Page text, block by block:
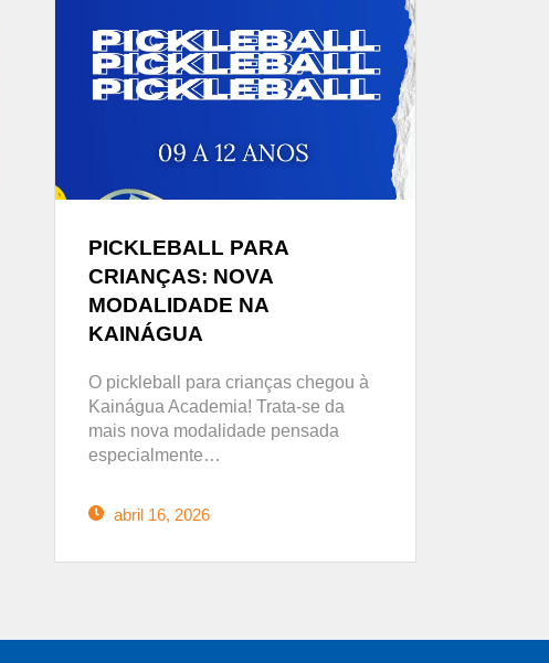
PICKLEBALL PARA
CRIANÇAS: NOVA
MODALIDADE NA
KAINÁGUA
O pickleball para crianças chegou à
Kainágua Academia! Trata-se da
mais nova modalidade pensada
especialmente…
abril 16, 2026